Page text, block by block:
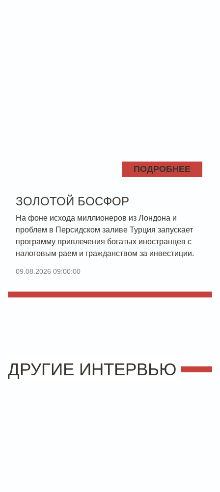
ПОДРОБНЕЕ
ЗОЛОТОЙ БОСФОР
На фоне исхода миллионеров из Лондона и
проблем в Персидском заливе Турция запускает
программу привлечения богатых иностранцев с
налоговым раем и гражданством за инвестиции.
09.08.2026 09:00:00
ДРУГИЕ ИНТЕРВЬЮ